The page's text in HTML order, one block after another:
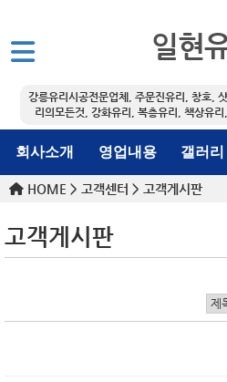
일현
강릉유리시공전문업체, 주문진유리, 창호,
리의모든것, 강화유리, 복층유리, 책상유
회사소개 영업내용 갤러리
HOME > 고객센터 > 고객게시판
고객게시판